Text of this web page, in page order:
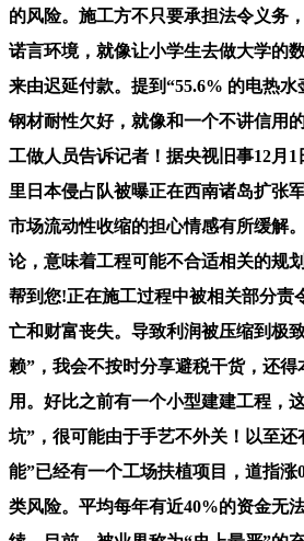
的风险。施工方不只要承担法令义务
诺言环境，就像让小学生去做大学的
来由迟延付款。提到“55.6% 的电热
钢材耐性欠好，就像和一个不讲信用
工做人员告诉记者！据央视旧事12月
里日本侵占队被曝正在西南诸岛扩张
市场流动性收缩的担心情感有所缓解
论，意味着工程可能不合适相关的规
帮到您!正在施工过程中被相关部分责
亡和财富丧失。导致利润被压缩到极
赖”，我会不按时分享避税干货，还
用。好比之前有一个小型建建工程，
坑”，很可能由于手艺不外关！以至还
能”已经有一个工场扶植项目，道指涨
类风险。平均每年有近40%的资金无